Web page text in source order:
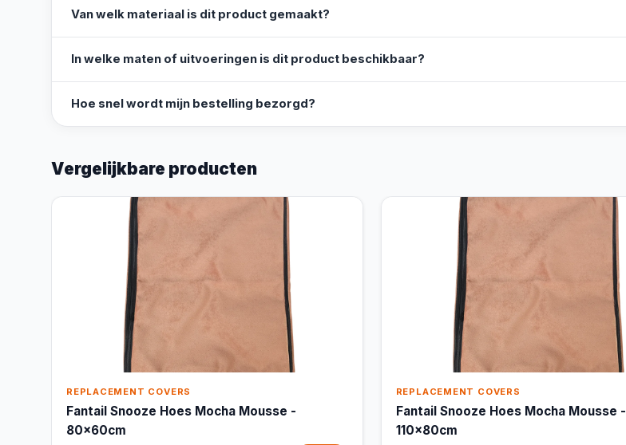
Van welk materiaal is dit product gemaakt?
In welke maten of uitvoeringen is dit product beschikbaar?
Hoe snel wordt mijn bestelling bezorgd?
Vergelijkbare producten
REPLACEMENT COVERS
Fantail Snooze Hoes Mocha Mousse -
80x60cm
REPLACEMENT COVERS
Fantail Snooze Hoes Mocha Mousse -
110x80cm